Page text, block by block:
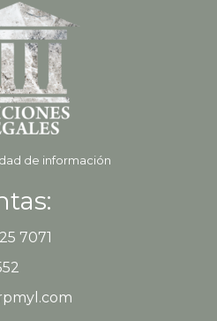
de información
7071